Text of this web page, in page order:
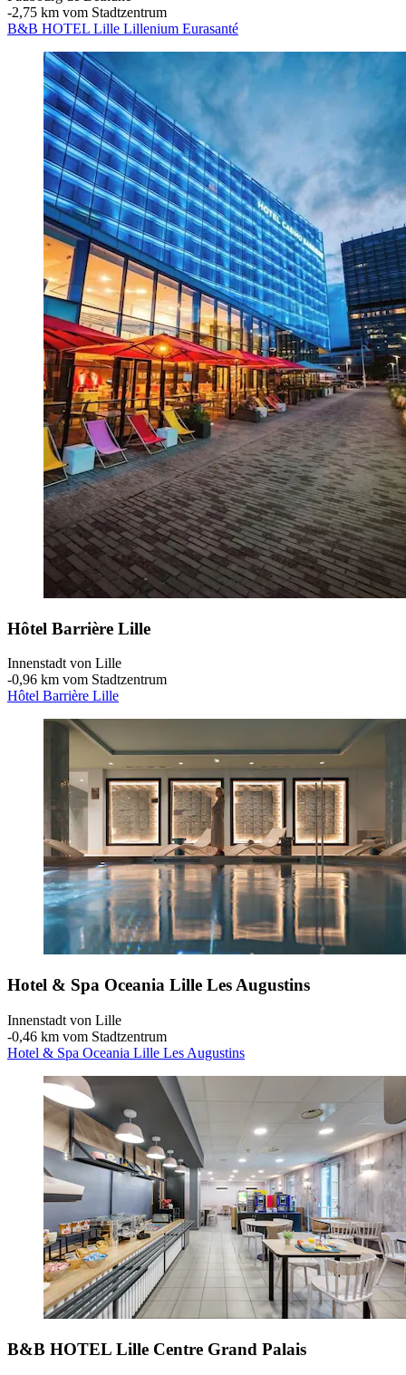
‐2,75 km vom Stadtzentrum
B&B HOTEL Lille Lillenium Eurasanté
Hôtel Barrière Lille
Innenstadt von Lille
‐0,96 km vom Stadtzentrum
Hôtel Barrière Lille
Hotel & Spa Oceania Lille Les Augustins
Innenstadt von Lille
‐0,46 km vom Stadtzentrum
Hotel & Spa Oceania Lille Les Augustins
B&B HOTEL Lille Centre Grand Palais